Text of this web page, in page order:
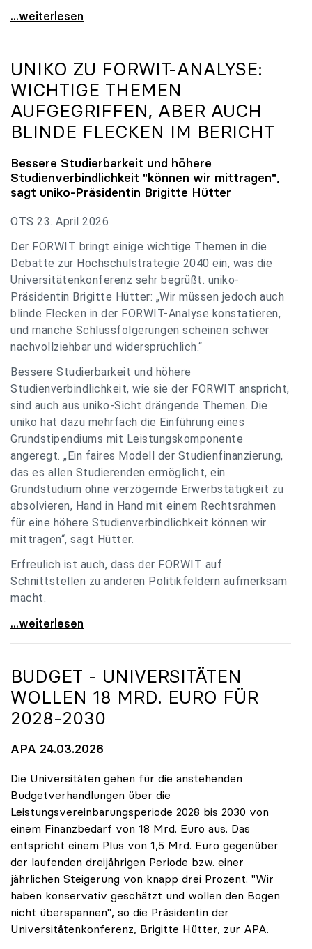
uniko zu Budgetverhandlungen: Universitäten sind
...weiterlesen
UNIKO ZU FORWIT-ANALYSE:
WICHTIGE THEMEN
AUFGEGRIFFEN, ABER AUCH
BLINDE FLECKEN IM BERICHT
Bessere Studierbarkeit und höhere
Studienverbindlichkeit "können wir mittragen",
sagt uniko-Präsidentin Brigitte Hütter
OTS 23. April 2026
Der FORWIT bringt einige wichtige Themen in die
Debatte zur Hochschulstrategie 2040 ein, was die
Universitätenkonferenz sehr begrüßt. uniko-
Präsidentin Brigitte Hütter: „Wir müssen jedoch auch
blinde Flecken in der FORWIT-Analyse konstatieren,
und manche Schlussfolgerungen scheinen schwer
nachvollziehbar und widersprüchlich.“
Bessere Studierbarkeit und höhere
Studienverbindlichkeit, wie sie der FORWIT anspricht,
sind auch aus uniko-Sicht drängende Themen. Die
uniko hat dazu mehrfach die Einführung eines
Grundstipendiums mit Leistungskomponente
angeregt. „Ein faires Modell der Studienfinanzierung,
das es allen Studierenden ermöglicht, ein
Grundstudium ohne verzögernde Erwerbstätigkeit zu
absolvieren, Hand in Hand mit einem Rechtsrahmen
für eine höhere Studienverbindlichkeit können wir
mittragen“, sagt Hütter.
Erfreulich ist auch, dass der FORWIT auf
Schnittstellen zu anderen Politikfeldern aufmerksam
macht.
uniko zu FORWIT-Analyse: Wichtige Themen
...weiterlesen
BUDGET - UNIVERSITÄTEN
WOLLEN 18 MRD. EURO FÜR
2028-2030
APA 24.03.2026
Die Universitäten gehen für die anstehenden
Budgetverhandlungen über die
Leistungsvereinbarungsperiode 2028 bis 2030 von
einem Finanzbedarf von 18 Mrd. Euro aus. Das
entspricht einem Plus von 1,5 Mrd. Euro gegenüber
der laufenden dreijährigen Periode bzw. einer
jährlichen Steigerung von knapp drei Prozent. "Wir
haben konservativ geschätzt und wollen den Bogen
nicht überspannen", so die Präsidentin der
Universitätenkonferenz, Brigitte Hütter, zur APA.